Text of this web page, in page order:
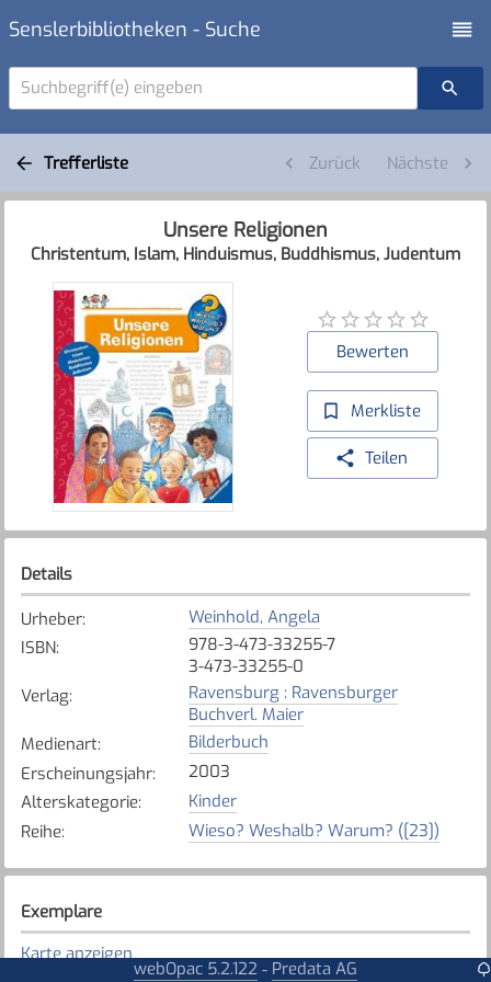
Senslerbibliotheken - Suche
Suchbegriff(e) eingeben
Trefferliste Zurück Nächste
Unsere Religionen
Christentum, Islam, Hinduismus, Buddhismus, Judentum
Bewerten
Merkliste
Teilen
Details
Urheber:
Weinhold, Angela
ISBN:
978-3-473-33255-7
3-473-33255-0
Verlag:
Ravensburg : Ravensburger
Buchverl. Maier
Medienart:
Bilderbuch
Erscheinungsjahr:
2003
Alterskategorie:
Kinder
Reihe: Wieso? Weshalb? Warum? ([23])
Exemplare
Karte anzeigen
webOpac 5.2.122 - Predata AG